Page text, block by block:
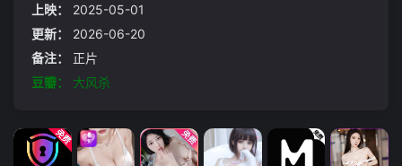
上映：
2025-05-01
更新：
2026-06-20
备注：
正片
豆瓣：
大风杀